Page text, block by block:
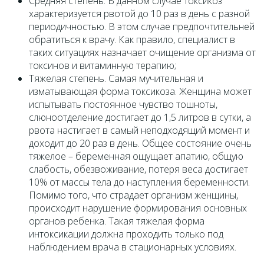
характеризуется рвотой до 10 раз в день с разной
периодичностью. В этом случае предпочтительней
обратиться к врачу. Как правило, специалист в
таких ситуациях назначает очищение организма от
токсинов и витаминную терапию;
Тяжелая степень. Самая мучительная и
изматывающая форма токсикоза. Женщина может
испытывать постоянное чувство тошноты,
слюноотделение достигает до 1,5 литров в сутки, а
рвота настигает в самый неподходящий момент и
доходит до 20 раз в день. Общее состояние очень
тяжелое – беременная ощущает апатию, общую
слабость, обезвоживание, потеря веса достигает
10% от массы тела до наступления беременности.
Помимо того, что страдает организм женщины,
происходит нарушение формирования основных
органов ребенка. Такая тяжелая форма
интоксикации должна проходить только под
наблюдением врача в стационарных условиях.